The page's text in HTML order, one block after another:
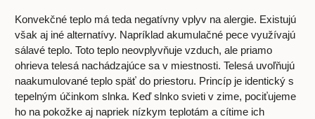
Konvekčné teplo má teda negatívny vplyv na alergie. Existujú
však aj iné alternatívy. Napríklad akumulačné pece využívajú
sálavé teplo. Toto teplo neovplyvňuje vzduch, ale priamo
ohrieva telesá nachádzajúce sa v miestnosti. Telesá uvoľňujú
naakumulované teplo späť do priestoru. Princíp je identický s
tepelným účinkom slnka. Keď slnko svieti v zime, pociťujeme
ho na pokožke aj napriek nízkym teplotám a cítime ich